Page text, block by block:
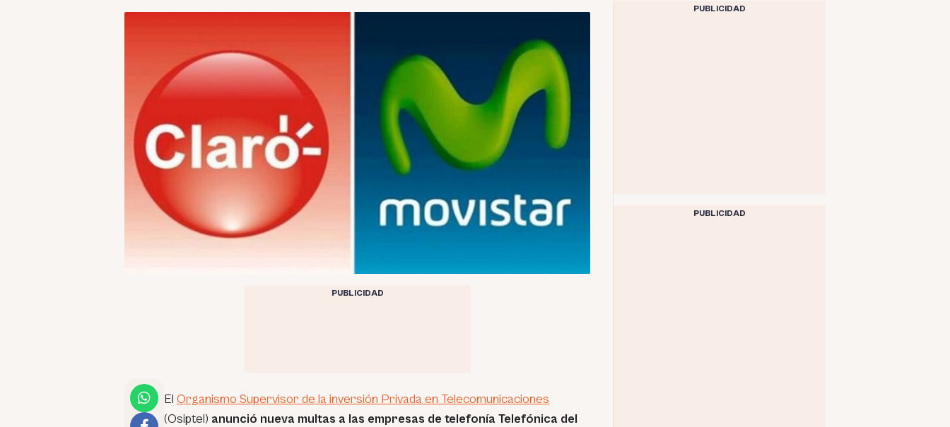
PUBLICIDAD
El Organismo Supervisor de la inversión Privada en Telecomunicaciones
(Osiptel) anunció nueva multas a las empresas de telefonía Telefónica del
PUBLICIDAD
PUBLICIDAD